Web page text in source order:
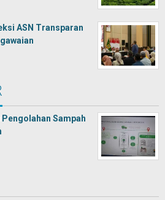
ASN Transparan
Sampah